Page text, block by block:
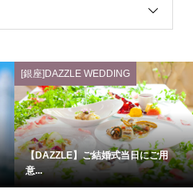
[銀座]DAZZLE WEDDING
【DAZZLE】ご結婚式当日にご用
意...